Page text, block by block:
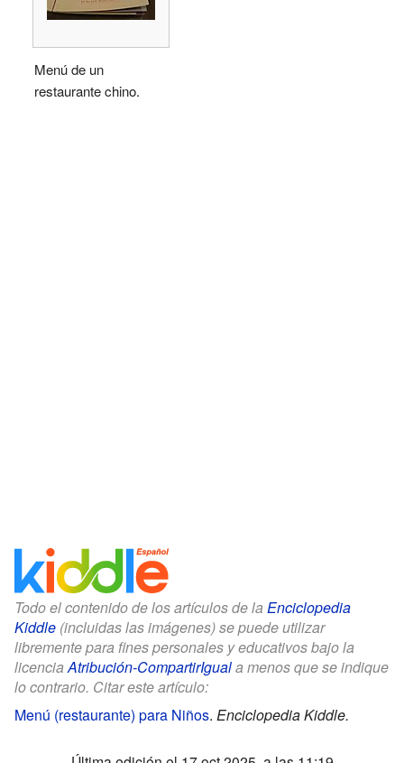
Menú de un
restaurante chino.
Todo el contenido de los artículos de la Enciclopedia
Kiddle (incluidas las imágenes) se puede utilizar
libremente para fines personales y educativos bajo la
licencia Atribución-CompartirIguala menos que se indique
lo contrario. Citar este artículo:
Menú (restaurante) para Niños. Enciclopedia Kiddle.